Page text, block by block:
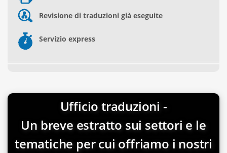
Revisione di traduzioni già eseguite
Servizio express
Ufficio traduzioni -
Un breve estratto sui settori e le
tematiche per cui offriamo i nostri